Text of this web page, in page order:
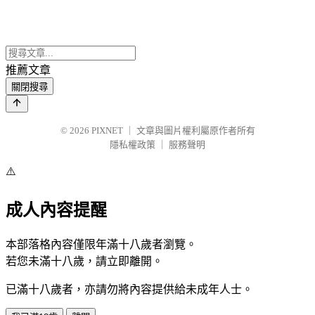
推薦文章
關閉搜尋
© 2026 PIXNET
文章與圖片權利屬原作者所有
隱私權政策
服務聲明
⚠️
成人內容提醒
本部落格內容僅限年滿十八歲者瀏覽。
若您未滿十八歲，請立即離開。
已滿十八歲者，亦請勿將內容提供給未成年人士。